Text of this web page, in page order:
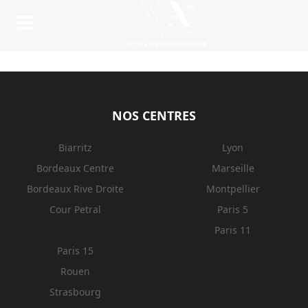
NOS CENTRES
Biarritz
Bordeaux Centre
Bordeaux Rive Droite
Cour Petral
Lyon
Marseille
Montpellier
Paris 5
Paris 11
Paris 15
Rouen
Strasbourg